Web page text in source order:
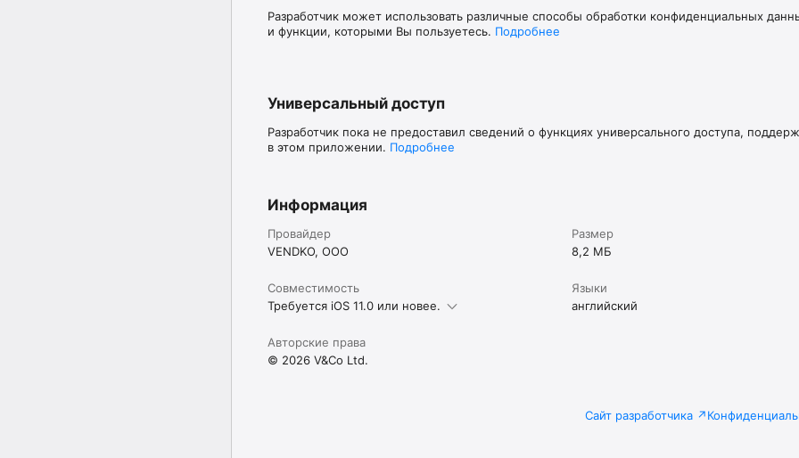
Разработчик может использовать различные способы обработки конфиденциальных
и функции, которыми Вы пользуетесь. Подробнее
Универсальный доступ
Разработчик пока не предоставил сведений о функциях универсального доступа,
в этом приложении. Подробнее
Информация
Провайдер
VENDKO, OOO
Размер
8,2 МБ
Совместимость
Требуется iOS 11.0 или новее.
Языки
английский
Авторские права
© 2026 V&Co Ltd.
Сайт разработчика